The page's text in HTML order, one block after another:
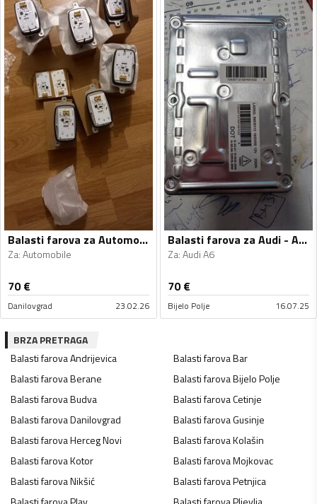
Balasti farova za Automobile - Univerzalno
Za:Automobile
70€
Danilovgrad 23.02.26
Balasti farova za Audi - A6 - 2023
Za:Audi A6
70€
Bijelo Polje 16.07.25
BRZA PRETRAGA
Balasti farovaAndrijevica Balasti farovaBar
Balasti farovaBerane Balasti farovaBijelo Polje
Balasti farovaBudva Balasti farovaCetinje
Balasti farovaDanilovgrad Balasti farovaGusinje
Balasti farovaHerceg Novi Balasti farovaKolašin
Balasti farovaKotor Balasti farovaMojkovac
Balasti farovaNikšić Balasti farovaPetnjica